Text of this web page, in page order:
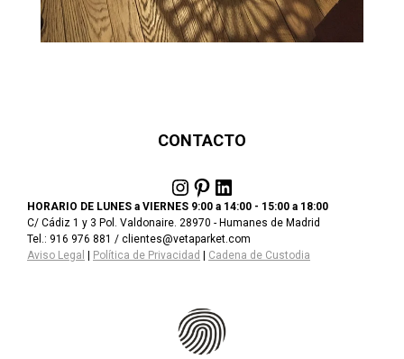
CONTACTO
Instagram Pinterest LinkedIn
HORARIO DE LUNES a VIERNES 9:00 a 14:00 - 15:00 a 18:00
C/ Cádiz 1 y 3 Pol. Valdonaire. 28970 - Humanes de Madrid
Tel.: 916 976 881 / clientes@vetaparket.com
Aviso Legal
Política de Privacidad Cadena de Custodia